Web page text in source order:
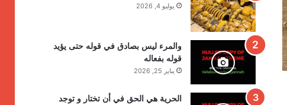
يوليو 4, 2026
والمرء ليس بصادق في قوله حتى يؤيد
قوله بفعاله
يناير 25, 2026
الحرية هي الحق في أن تختار و توجد